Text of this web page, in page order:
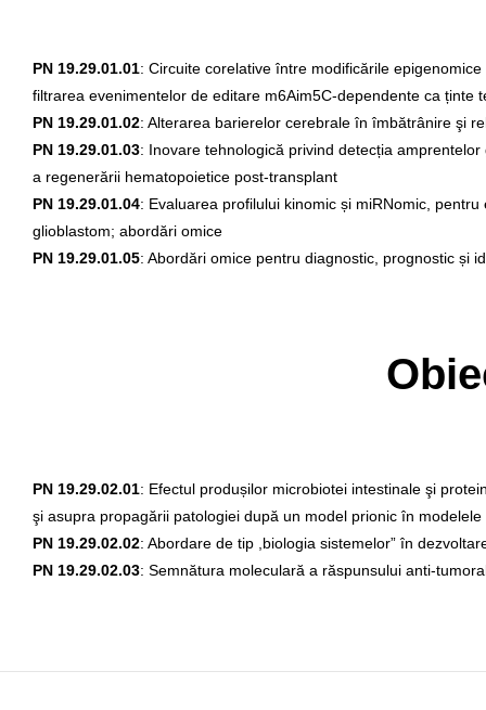
PN 19.29.01.01: Circuite corelative între modificările
filtrarea evenimentelor de editare m6Aim5C-dependente ca ținte
PN 19.29.01.02: Alterarea barierelor cerebrale în îmbătrânire şi
PN 19.29.01.03: Inovare tehnologică privind detecția
a regenerării hematopoietice post-transplant
PN 19.29.01.04: Evaluarea profilului kinomic și miRNomic,
glioblastom; abordări omice
PN 19.29.01.05: Abordări omice pentru diagnostic, prognostic și
PN 19.29.02.01: Efectul produșilor microbiotei intestinale şi
şi asupra propagării patologiei după un model prionic în
PN 19.29.02.02: Abordare de tip ,biologia sistemelor” în
PN 19.29.02.03: Semnătura moleculară a răspunsului anti-